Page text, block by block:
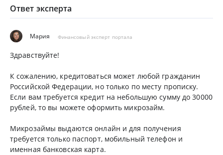
Ответ эксперта
Мария Финансовый эксперт портала
Здравствуйте!
К сожалению, кредитоваться может любой гражданин
Российской Федерации, но только по месту прописку.
Если вам требуется кредит на небольшую сумму до 30000
рублей, то вы можете оформить микрозайм.
Микрозаймы выдаются онлайн и для получения
требуется только паспорт, мобильный телефон и
именная банковская карта.